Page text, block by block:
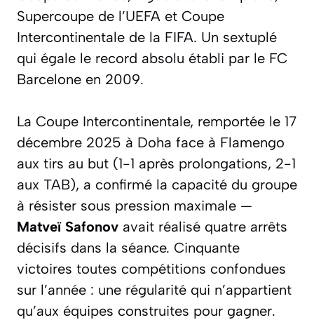
Supercoupe de l’UEFA et Coupe
Intercontinentale de la FIFA. Un sextuplé
qui égale le record absolu établi par le FC
Barcelone en 2009.
La Coupe Intercontinentale, remportée le 17
décembre 2025 à Doha face à Flamengo
aux tirs au but (1-1 après prolongations, 2-1
aux TAB), a confirmé la capacité du groupe
à résister sous pression maximale —
Matveï Safonov avait réalisé quatre arrêts
décisifs dans la séance. Cinquante
victoires toutes compétitions confondues
sur l’année : une régularité qui n’appartient
qu’aux équipes construites pour gagner.